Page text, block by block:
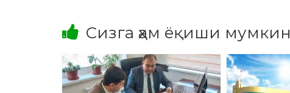
Сизга ҳам ёқиши мумкин